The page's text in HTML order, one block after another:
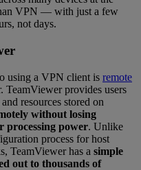
VPN — with just a few
not days.
using a VPN client is remote
TeamViewer provides users
resources stored on
without losing
processing power. Unlike
process for host
TeamViewer has a simple
out to thousands of